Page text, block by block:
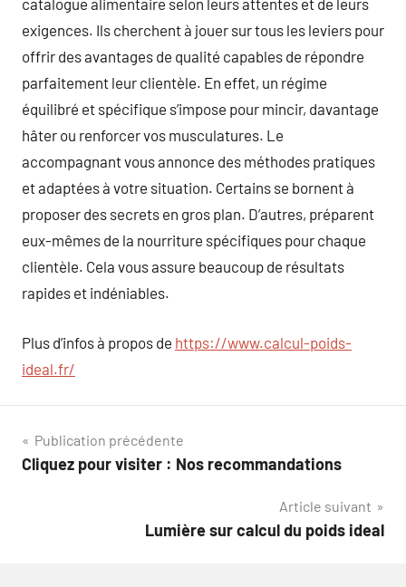
catalogue alimentaire selon leurs attentes et de leurs
exigences. Ils cherchent à jouer sur tous les leviers pour
offrir des avantages de qualité capables de répondre
parfaitement leur clientèle. En effet, un régime
équilibré et spécifique s’impose pour mincir, davantage
hâter ou renforcer vos musculatures. Le
accompagnant vous annonce des méthodes pratiques
et adaptées à votre situation. Certains se bornent à
proposer des secrets en gros plan. D’autres, préparent
eux-mêmes de la nourriture spécifiques pour chaque
clientèle. Cela vous assure beaucoup de résultats
rapides et indéniables.
Plus d’infos à propos de https://www.calcul-poids-
ideal.fr/
Navigation
de
Publication précédente
Cliquez pour visiter : Nos recommandations
Article suivant
Lumière sur calcul du poids ideal